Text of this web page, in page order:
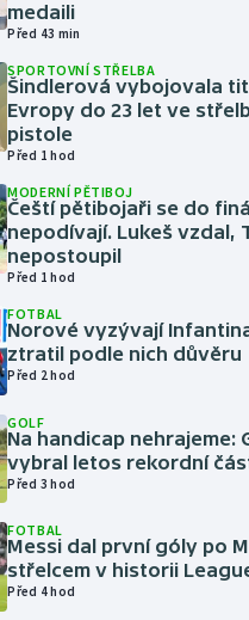
hry
medaili
Před 43 min
SPORTOVNÍ STŘELBA
Šindlerová vybojovala
Evropy do 23 let ve
pistole
Před 1 hod
MODERNÍ PĚTIBOJ
Čeští pětibojaři se do
nepodívají. Lukeš vzdal,
nepostoupil
Před 1 hod
FOTBAL
Norové vyzývají
ztratil podle nich důvěru
Před 2 hod
GOLF
Na handicap nehrajeme:
vybral letos rekordní
Před 3 hod
FOTBAL
Messi dal první góly po
střelcem v historii
Před 4 hod